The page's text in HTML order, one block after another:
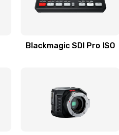
Blackmagic SDI Pro ISO